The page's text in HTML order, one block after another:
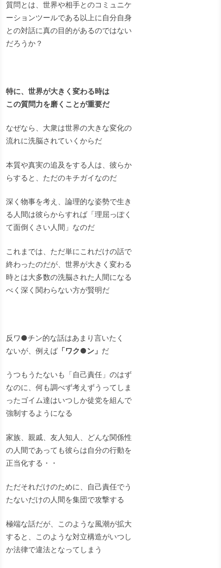
質問とは、世界や相手とのコミュニケ
ーションツールである以上に自分自身
との対話に真の目的があるのではない
だろうか？
特に、世界が大きく変わる時は
この質問力を磨くことが重要だ
なぜなら、大衆は世界の大きな変化の
流れに洗脳されていくからだ
本質や真実の追及をする人は、彼らか
らすると、ただのキチガイなのだ
深く物事を考え、論理的な姿勢で生き
る人間は彼らからすれば「理屈っぽく
て面倒くさい人間」なのだ
これまでは、ただ単にこれだけの話で
終わったのだが、世界が大きく変わる
時とは大多数の洗脳された人間になる
べく深く関わらない方が賢明だ
反ワ●チン的な話はあまり言いたく
ないが、例えば「ワク●ン」 だ
うつもうたないも「自己責任」のはず
なのに、何も調べず考えずうってしま
ったゴイム達はいつしか徒党を組んで
強制するようになる
家族、親戚、友人知人、どんな関係性
の人間であっても彼らは自分の行動を
正当化する・・
ただそれだけのために、自己責任でう
たないだけの人間を集団で攻撃する
極端な話だが、このような風潮が拡大
すると、このような対立構造がいつし
か法律で違法となってしまう